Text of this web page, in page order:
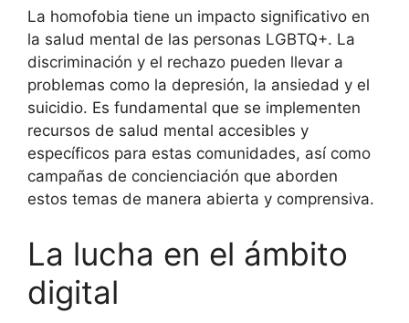
La homofobia tiene un impacto significativo en
la salud mental de las personas LGBTQ+. La
discriminación y el rechazo pueden llevar a
problemas como la depresión, la ansiedad y el
suicidio. Es fundamental que se implementen
recursos de salud mental accesibles y
específicos para estas comunidades, así como
campañas de concienciación que aborden
estos temas de manera abierta y comprensiva.
La lucha en el ámbito
digital